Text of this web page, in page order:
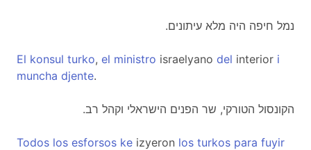
.נמל חיפה היה מלא עיתונים
El konsul turko, el ministro israelyano del interior i
muncha djente.
.הקונסול הטורקי, שר הפנים הישראלי וקהל רב
Todos los esforsos ke izyeron los turkos para fuyir